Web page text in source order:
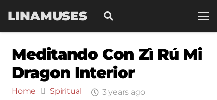
LINAMUSES
Meditando Con Zì Rú Mi
Dragon Interior
Home Spiritual 3 years ago